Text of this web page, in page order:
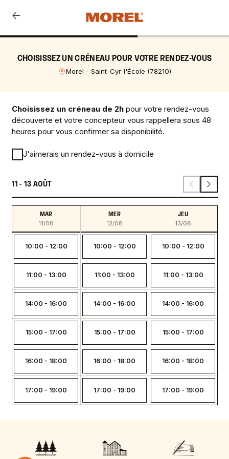
CHOISISSEZ UN CRÉNEAU POUR VOTRE RENDEZ-VOUS
Morel - Saint-Cyr-l'École (78210)
Choisissez un créneau de 2hpour votre rendez-vous
découverte et votre concepteur vous rappellera sous 48
heures pour vous confirmer sa disponibilité.
J'aimerais un rendez-vous à domicile
11 - 13 AOÛT
MAR
11/08
10:00 - 12:00
11:00 - 13:00
14:00 - 16:00
15:00 - 17:00
16:00 - 18:00
17:00 - 19:00
MER
12/08
10:00 - 12:00
11:00 - 13:00
14:00 - 16:00
15:00 - 17:00
16:00 - 18:00
17:00 - 19:00
JEU
13/08
10:00 - 12:00
11:00 - 13:00
14:00 - 16:00
15:00 - 17:00
16:00 - 18:00
17:00 - 19:00